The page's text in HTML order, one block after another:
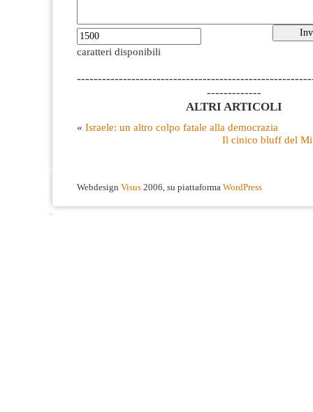
caratteri disponibili
-------------
ALTRI ARTICOLI
« Israele: un altro colpo fatale alla democrazia
Il cinico bluff del
Webdesign Visus 2006, su piattaforma WordPress